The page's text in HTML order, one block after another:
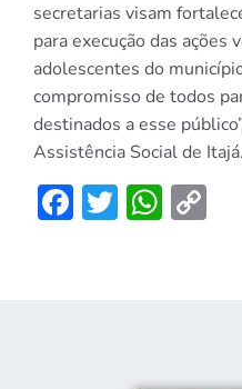
secretarias visam
para execução das ações
adolescentes do
compromisso de todos
destinados a esse
Assistência Social de Itajá.
Facebook
Twitter